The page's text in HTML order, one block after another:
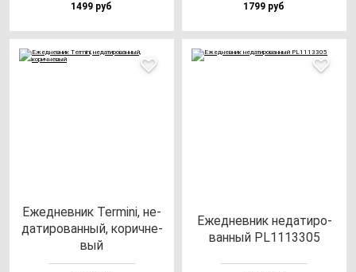
1499 руб 1799 руб
Ежед­нев­ник Ter­mi­ni, не­
да­ти­ро­ван­ный, ко­рич­не­
вый
Ежед­нев­ник не­да­ти­ро­
ван­ный PL1113305